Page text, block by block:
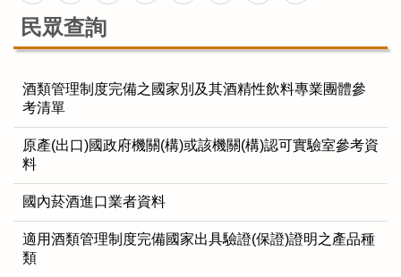
民眾查詢
酒類管理制度完備之國家別及其酒精性飲料專業團體參
考清單
原產(出口)國政府機關(構)或該機關(構)認可實驗室參考資
料
國內菸酒進口業者資料
適用酒類管理制度完備國家出具驗證(保證)證明之產品種
類